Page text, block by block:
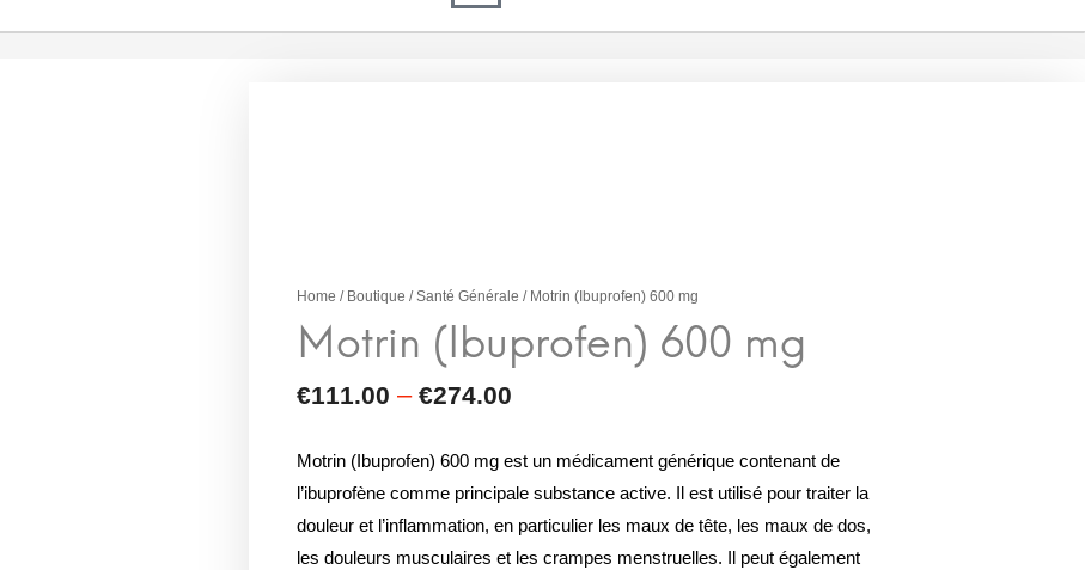
Home / Boutique /Santé Générale / Motrin (Ibuprofen) 600 mg
Motrin (Ibuprofen) 600 mg est un médicament générique contenant de
l’ibuprofène comme principale substance active. Il est utilisé pour traiter la
douleur et l’inflammation, en particulier les maux de tête, les maux de dos,
les douleurs musculaires et les crampes menstruelles. Il peut également